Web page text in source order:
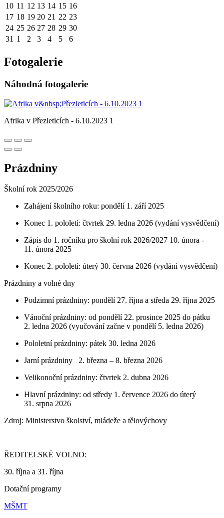
10 11 12 13 14 15 16
17 18 19 20 21 22 23
24 25 26 27 28 29 30
31 1 2 3 4 5 6
Fotogalerie
Náhodná fotogalerie
Afrika v Přezleticích - 6.10.2023 1
Prázdniny
Školní rok 2025/2026
Zahájení školního roku: pondělí 1. září 2025
Konec 1. pololetí: čtvrtek 29. ledna 2026 (vydání vysvědčení)
Zápis do 1. ročníku pro školní rok 2026/2027 10. února -
11. února 2025
Konec 2. pololetí: úterý 30. června 2026 (vydání vysvědčení)
Prázdniny a volné dny
Podzimní prázdniny: pondělí 27. října a středa 29. října 2025
Vánoční prázdniny: od pondělí 22. prosince 2025 do pátku
2. ledna 2026 (vyučování začne v pondělí 5. ledna 2026)
Pololetní prázdniny: pátek 30. ledna 2026
Jarní prázdniny 2. března – 8. března 2026
Velikonoční prázdniny: čtvrtek 2. dubna 2026
Hlavní prázdniny: od středy 1. července 2026 do úterý
31. srpna 2026
Zdroj: Ministerstvo školství, mládeže a tělovýchovy
ŘEDITELSKÉ VOLNO:
30. října a 31. října
Dotační programy
MŠMT